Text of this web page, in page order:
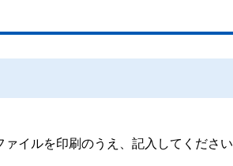
イルを印刷のうえ、記入してくださ